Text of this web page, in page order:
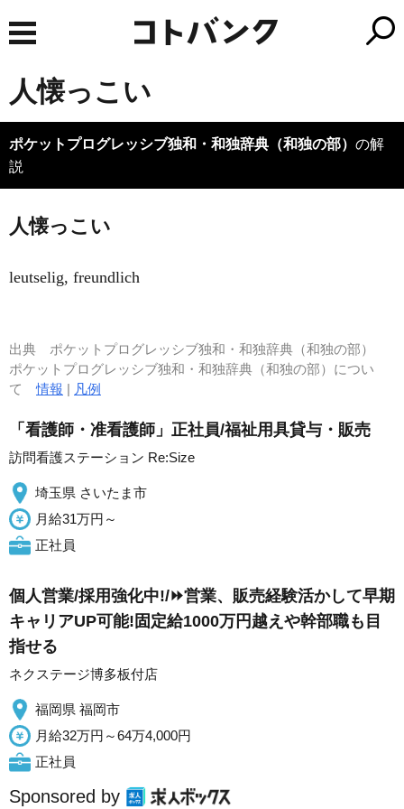
人懐っこい
ポケットプログレッシブ独和・和独辞典（和独の部） の解
説
人懐っこい
leutselig, freundlich
出典 ポケットプログレッシブ独和・和独辞典（和独の部）
ポケットプログレッシブ独和・和独辞典（和独の部）につい
て情報 | 凡例
「看護師・准看護師」正社員/福祉用具貸与・販売
訪問看護ステーション Re:Size
埼玉県 さいたま市
月給31万円～
正社員
個人営業/採用強化中!/⏩️営業、販売経験活かして早期
キャリアUP可能!固定給1000万円越えや幹部職も目
指せる
ネクステージ博多板付店
福岡県 福岡市
月給32万円～64万4,000円
正社員
Sponsored by